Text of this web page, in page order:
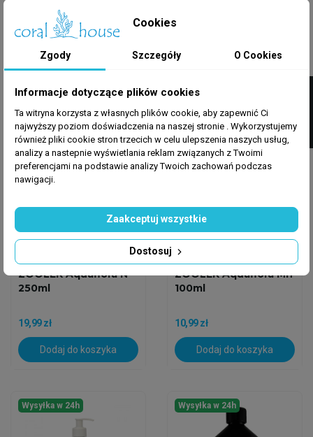
Plant One 500 Ml -
Nawóz Żelazowy Do...
64,00 zł
Dodaj do koszyka
Makroelementowy
Wysyłka w 24h
ZOOLEK Aquaflora N
250ml
19,99 zł
Dodaj do koszyka
Wysyłka w 24h
ZOOLEK
ZOOLEK Aquaflora Mn
100ml
10,99 zł
Dodaj do koszyka
Wysyłka w 24h Wysyłka w 24h
Cookies
Zgody Szczegóły O Cookies
Informacje dotyczące plików cookies
Ta witryna korzysta z własnych plików cookie, aby zapewnić Ci
najwyższy poziom doświadczenia na naszej stronie . Wykorzystujemy
również pliki cookie stron trzecich w celu ulepszenia naszych usług,
analizy a nastepnie wyświetlania reklam związanych z Twoimi
preferencjami na podstawie analizy Twoich zachowań podczas
nawigacji.
Dostosuj
Zaakceptuj wszystkie